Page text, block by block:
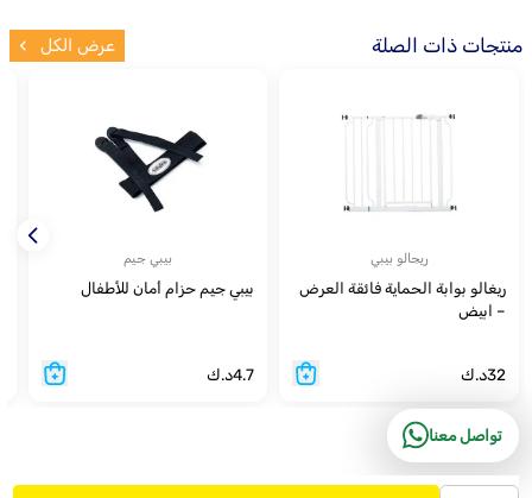
منتجات ذات الصلة عرض الكل
ريجالو بيبي
ريغالو بوابة الحماية فائقة العرض
– ابيض
32د.ك
بيبي جيم
بيبي جيم حزام أمان للأطفال
4.7د.ك
تواصل معنا